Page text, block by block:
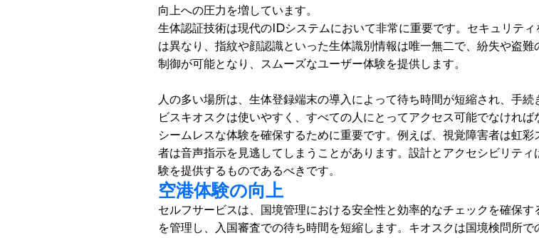
向上への圧力を増しています。
生体認証技術は現代のIDシステムにおいて非常に重要です。セキュリテ
は異なり、指紋や顔認識といった生体識別情報は唯一無二で、紛失や盗
制御が可能となり、スムーズなユーザー体験を提供します。
人の多い場所は、生体登録端末の導入によって待ち時間が短縮され、手
ビスキオスクは使いやすく、すべての人にとってアクセス可能でなけれ
シームレスな体験を確保するために重要です。例えば、視覚障害者は虹
者は音声指示を見逃してしまうことがあります。設計とアクセシビリテ
験を提供するものであるべきです。
空港体験の向上
セルフサービスは、国境管理における安全性と効率的なチェックを確保
を管理し、入国審査での待ち時間を短縮します。キオスクは国境検問所